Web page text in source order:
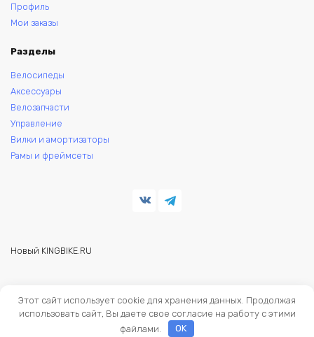
Профиль
Мои заказы
Разделы
Велосипеды
Аксессуары
Велозапчасти
Управление
Вилки и амортизаторы
Рамы и фреймсеты
Новый KINGBIKE.RU
велосипедов.
Этот сайт использует cookie для хранения данных. Продолжая
использовать сайт, Вы даете свое согласие на работу с этими
файлами.
OK